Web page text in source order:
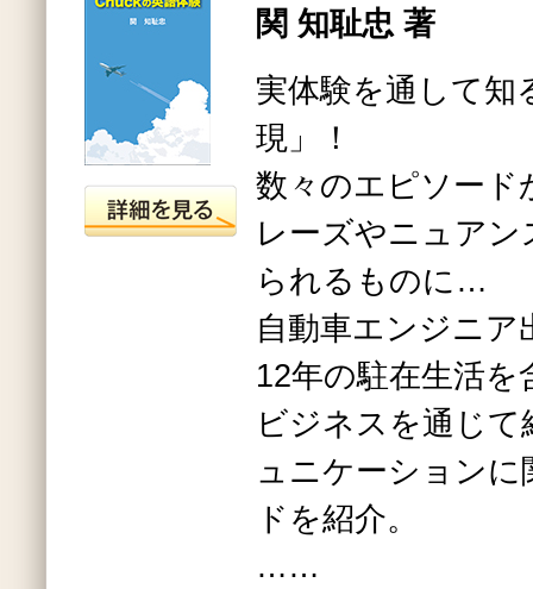
関 知耻忠 著
実体験を通して知
現」！
数々のエピソード
レーズやニュア
られるものに…
自動車エンジニア
12年の駐在生活を
ビジネスを通じ
ュニケーション
ドを紹介。
……